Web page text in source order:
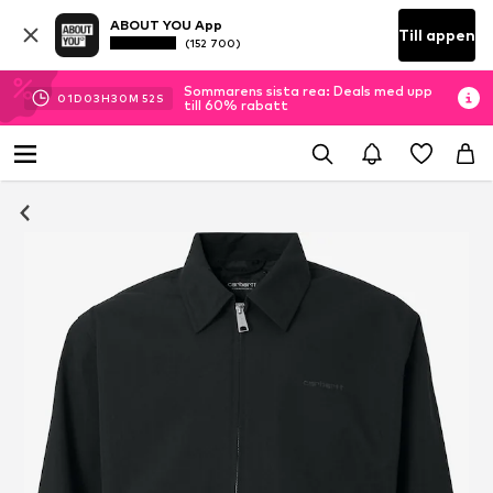
ABOUT YOU App
(152 700) Till appen
01D 03H30M 51 S
Sommarens sista rea: Deals med upp
till 60% rabatt